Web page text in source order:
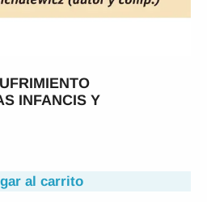
INFANCIS Y
al carrito